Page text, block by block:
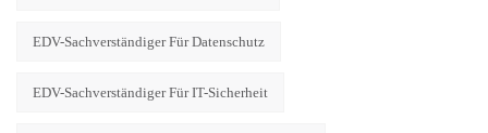
EDV-Sachverständiger Für Datenschutz
EDV-Sachverständiger Für IT-Sicherheit